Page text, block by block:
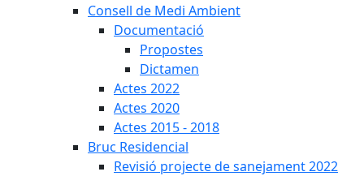
Consell de Medi Ambient
Documentació
Propostes
Dictamen
Actes 2022
Actes 2020
Actes 2015 - 2018
Bruc Residencial
Revisió projecte de sanejament 2022